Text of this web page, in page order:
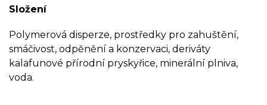
Složení
Polymerová disperze, prostředky pro zahuštění,
smáčivost, odpěnění a konzervaci, deriváty
kalafunové přírodní pryskyřice, minerální plniva,
voda.